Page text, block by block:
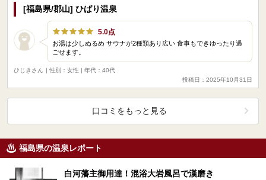
[福島県/郡山] ひばり温泉
5.0点
お湯は少しぬるめ サウナが2種類あり広い 食事もできゆったり過
ごせます。
ひじきさん
| 性別：女性 | 年代：40代
投稿日：2025年10月31日
口コミをもっと見る
福島県の温泉レポート
白河藩主御用達！混浴大岩風呂で漢磨き